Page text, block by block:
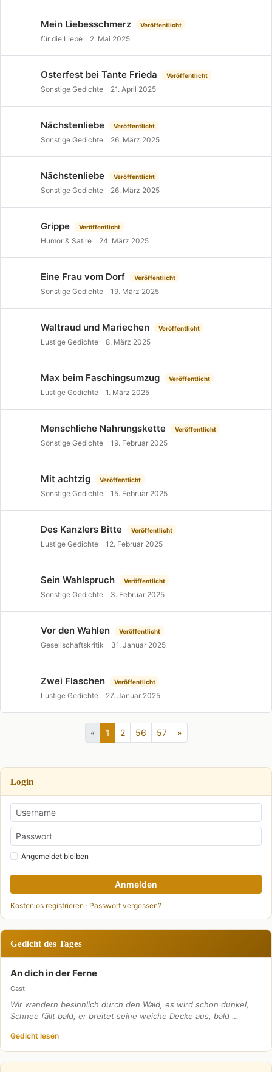
Mein Liebesschmerz Veröffentlicht
für die Liebe 2. Mai 2025
Osterfest bei Tante Frieda Veröffentlicht
Sonstige Gedichte 21. April 2025
Nächstenliebe Veröffentlicht
Sonstige Gedichte 26. März 2025
Nächstenliebe Veröffentlicht
Sonstige Gedichte 26. März 2025
Grippe Veröffentlicht
Humor & Satire 24. März 2025
Eine Frau vom Dorf Veröffentlicht
Sonstige Gedichte 19. März 2025
Waltraud und Mariechen Veröffentlicht
Lustige Gedichte 8. März 2025
Max beim Faschingsumzug Veröffentlicht
Lustige Gedichte 1. März 2025
Menschliche Nahrungskette Veröffentlicht
Sonstige Gedichte 19. Februar 2025
Mit achtzig Veröffentlicht
Sonstige Gedichte 15. Februar 2025
Des Kanzlers Bitte Veröffentlicht
Lustige Gedichte 12. Februar 2025
Sein Wahlspruch Veröffentlicht
Sonstige Gedichte 3. Februar 2025
Vor den Wahlen Veröffentlicht
Gesellschaftskritik 31. Januar 2025
Zwei Flaschen Veröffentlicht
Lustige Gedichte 27. Januar 2025
« 1 2 56 57 »
Login
Angemeldet bleiben
Anmelden
Kostenlos registrieren · Passwort vergessen?
Gedicht des Tages
An dich in der Ferne
Gast
Wir wandern besinnlich durch den Wald, es wird schon dunkel,
Schnee fällt bald, er breitet seine weiche Decke aus, bald …
Gedicht lesen